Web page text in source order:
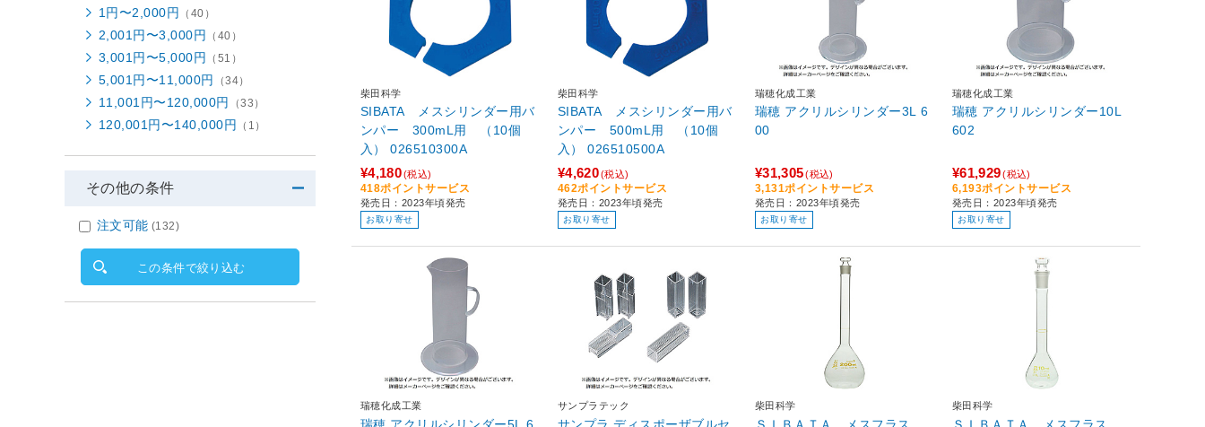
柴田科学
SIBATA メスシリンダー用バ
ンパー 300mL用 （10個
入） 026510300A
¥4,180(税込)
418ポイントサービス
発売日：2023年頃発売
お取り寄せ
柴田科学
SIBATA メスシリンダー用バ
ンパー 500mL用 （10個
入） 026510500A
¥4,620(税込)
462ポイントサービス
発売日：2023年頃発売
お取り寄せ
瑞穂化成工業
瑞穂 アクリルシリンダー3L 6
00
¥31,305(税込)
3,131ポイントサービス
発売日：2023年頃発売
お取り寄せ
瑞穂化成工業
瑞穂 アクリルシリンダー10L
602
¥61,929(税込)
6,193ポイントサービス
発売日：2023年頃発売
お取り寄せ
瑞穂化成工業 サンプラテック 柴田科学 柴田科学
1円〜2,000円 （40）
2,001円〜3,000円 （40）
3,001円〜5,000円 （51）
5,001円〜11,000円 （34）
11,001円〜120,000円 （33）
120,001円〜140,000円 （1）
その他の条件
注文可能 (132)
この条件で絞り込む